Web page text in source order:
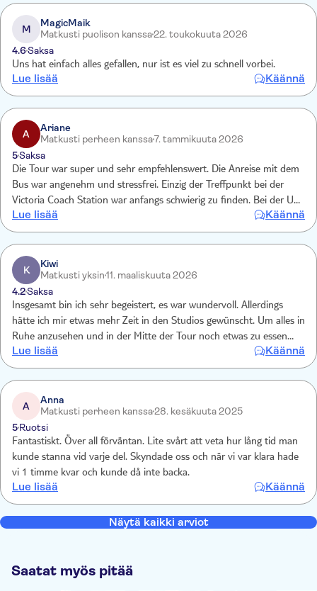
M
MagicMaik
Matkusti puolison kanssa22. toukokuuta 2026
4.6Saksa
Uns hat einfach alles gefallen, nur ist es viel zu schnell vorbei.
Lue lisää Käännä
A
Ariane
Matkusti perheen kanssa7. tammikuuta 2026
5Saksa
Die Tour war super und sehr empfehlenswert. Die Anreise mit dem
Bus war angenehm und stressfrei. Einzig der Treffpunkt bei der
Victoria Coach Station war anfangs schwierig zu finden. Bei der U-
Bahn-Station Victoria Station gibt es sehr viele Busstationen und
man muss ein Stück zu Fuß zur eigentlichen Coach Station gehen –
das war etwas verwirrend. Vor Ort hatten wir ca. 4,5 Stunden Zeit
für die Studios. Ich empfehle, eine eigene Jause mitzunehmen. Alles
in allem waren wir sehr zufrieden!
Lue lisää Käännä
K
Kiwi
Matkusti yksin11. maaliskuuta 2026
4.2Saksa
Insgesamt bin ich sehr begeistert, es war wundervoll. Allerdings
hätte ich mir etwas mehr Zeit in den Studios gewünscht. Um alles in
Ruhe anzusehen und in der Mitte der Tour noch etwas zu essen
und zu trinken, hätte ich gern eine Stunde mehr gehabt, zudem ich
nicht beurteilen konnte, wieviel der Tour noch übrig ist. Die sehr
nette Reisebegleitung sagte, dass einige gern mehr Zeit hätten,
andere weniger möchten. Dass es am Anfang/Schluss der Tour kein
Butterbier gab, war etwas schade. Aber toll!
Lue lisää Käännä
A
Anna
Matkusti perheen kanssa28. kesäkuuta 2025
5Ruotsi
Fantastiskt. Över all förväntan. Lite svårt att veta hur lång tid man
kunde stanna vid varje del. Skyndade oss och när vi var klara hade
vi 1 timme kvar och kunde då inte backa.
Lue lisää Käännä
Näytä kaikki arviot
Saatat myös pitää